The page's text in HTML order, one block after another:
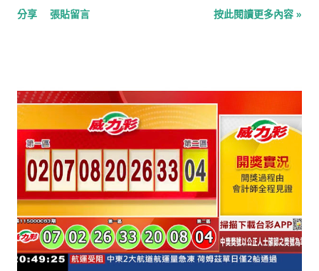
毓黻，中國歷史...
27 大小排序： 05 17 27 29 36 4星彩 3 1 0 8 3星彩 5 4 0
分享 張貼留言 按此閱讀更多內容 »